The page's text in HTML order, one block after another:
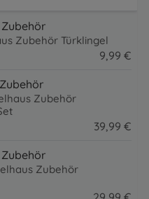
Zubehör Türklingel
9 99 €
Zubehör
39 99 €
Zubehör